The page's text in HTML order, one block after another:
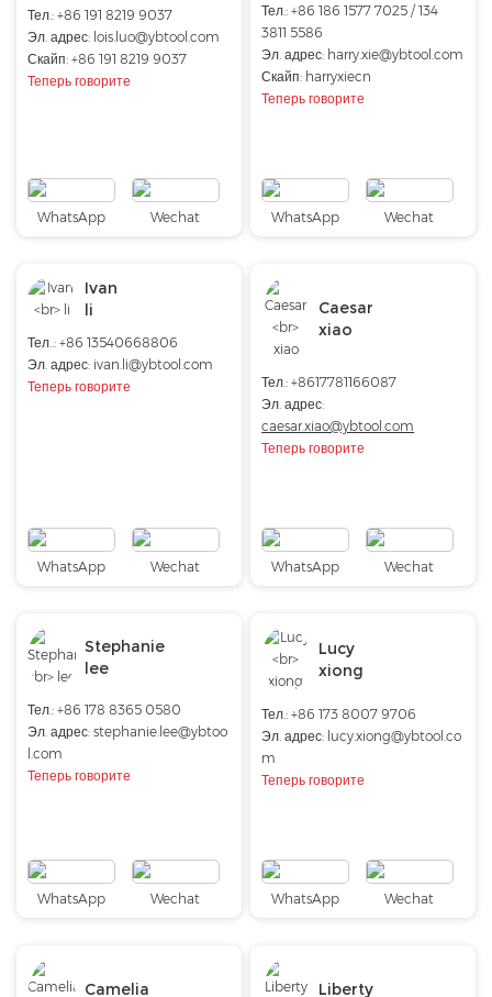
Тел.: +86 191 8219 9037
Эл. адрес: lois.luo@ybtool.com
Скайп: +86 191 8219 9037
Теперь говорите
WhatsApp Wechat
Тел.: +86 186 1577 7025 / 134
3811 5586
Эл. адрес: harry.xie@ybtool.com
Скайп: harryxiecn
Теперь говорите
WhatsApp Wechat
Ivan
li
Тел..: +86 13540668806
Эл. адрес: ivan.li@ybtool.com
Теперь говорите
WhatsApp Wechat
Caesar
xiao
Тел.: +8617781166087
Эл. адрес:
caesar.xiao@ybtool.com
Теперь говорите
WhatsApp Wechat
Stephanie
lee
Тел.: +86 178 8365 0580
Эл. адрес: stephanie.lee@ybtoo
l.com
Теперь говорите
WhatsApp Wechat
Lucy
xiong
Тел.:+86 173 8007 9706
Эл. адрес: lucy.xiong@ybtool.co
m
Теперь говорите
WhatsApp Wechat
Camelia Liberty